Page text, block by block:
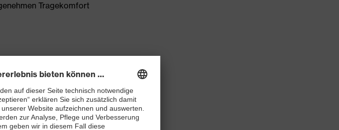
Tragekomfort
und integriertem